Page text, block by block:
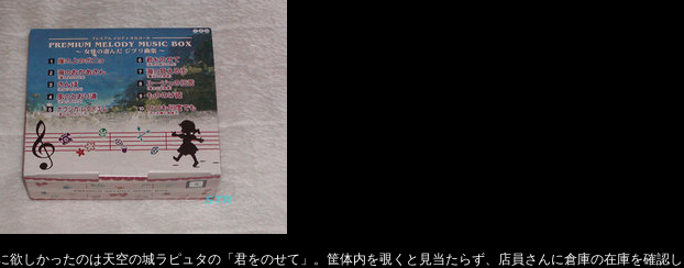
欲しかったのは天空の城ラピュタの「君をのせて」。筐体内を覗くと見当たらず、店員さんに倉庫の在庫を確認し